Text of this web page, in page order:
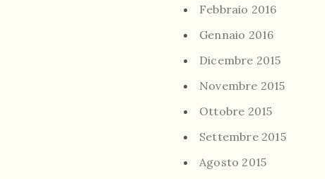
Febbraio 2016
Gennaio 2016
Dicembre 2015
Novembre 2015
Ottobre 2015
Settembre 2015
Agosto 2015